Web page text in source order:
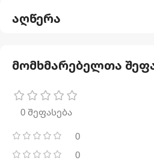
აღწერა
მომხმარებელთა
0 შეფასება
0
0